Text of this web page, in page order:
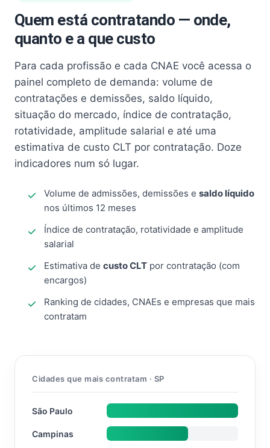
Quem está contratando — onde,
quanto e a que custo
Para cada profissão e cada CNAE você acessa o
painel completo de demanda: volume de
contratações e demissões, saldo líquido,
situação do mercado, índice de contratação,
rotatividade, amplitude salarial e até uma
estimativa de custo CLT por contratação. Doze
indicadores num só lugar.
Volume de admissões, demissões e saldo líquido
nos últimos 12 meses
Índice de contratação, rotatividade e amplitude
salarial
Estimativa de custo CLT por contratação (com
encargos)
Ranking de cidades, CNAEs e empresas que mais
contratam
Cidades que mais contratam · SP
São Paulo
Campinas